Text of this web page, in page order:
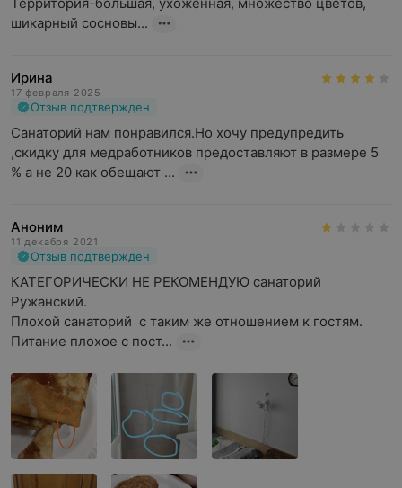
шикарный сосновы...
Ирина
17 февраля 2025
Отзыв подтвержден
Санаторий нам понравился.Но хочу предупредить
,скидку для медработников предоставляют в размере 5
% а не 20 как обещают ...
Аноним
11 декабря 2021
Отзыв подтвержден
КАТЕГОРИЧЕСКИ НЕ РЕКОМЕНДУЮ санаторий
Ружанский.
Плохой санаторий  с таким же отношением к гостям.
Питание плохое с пост...